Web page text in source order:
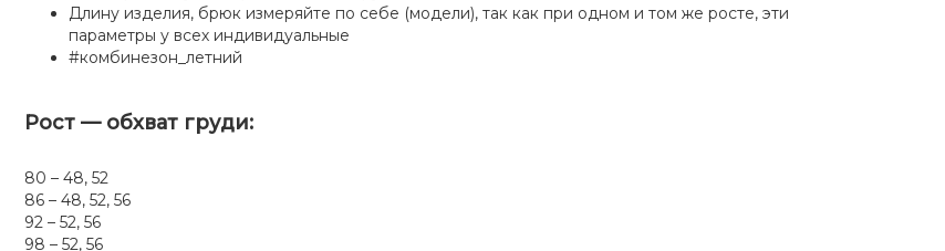
Длину изделия, брюк измеряйте по себе (модели), так как при одном и том же росте, эти
параметры у всех индивидуальные
#комбинезон_летний
Рост — обхват груди:
80 – 48, 52
86 – 48, 52, 56
92 – 52, 56
98 – 52, 56